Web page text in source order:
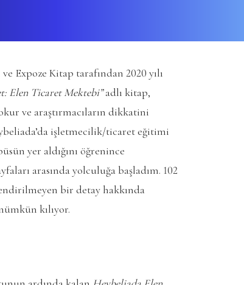
Expoze Kitap tarafından 2020 yılı
Elen Ticaret Mektebi”adlı kitap,
ve araştırmacıların dikkatini
işletmecilik/ticaret eğitimi
yer aldığını öğrenince
arasında yolculuğa başladım. 102
bir detay hakkında
kılıyor.